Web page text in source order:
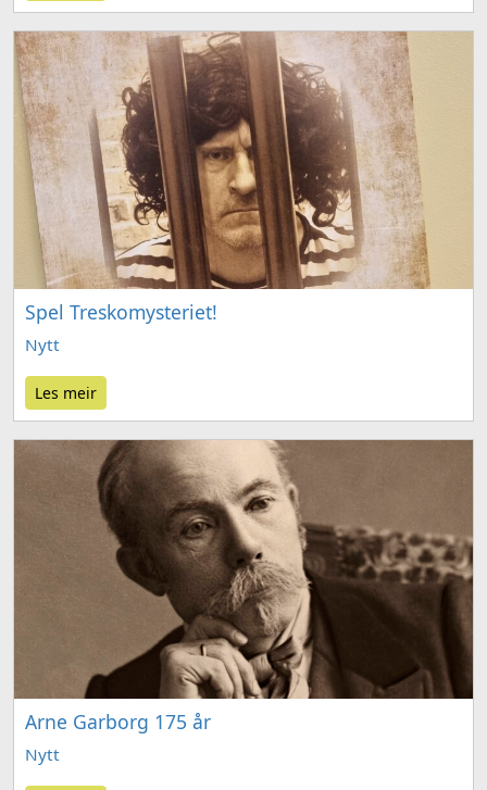
Spel Treskomysteriet!
Nytt
Les meir
Arne Garborg 175 år
Nytt